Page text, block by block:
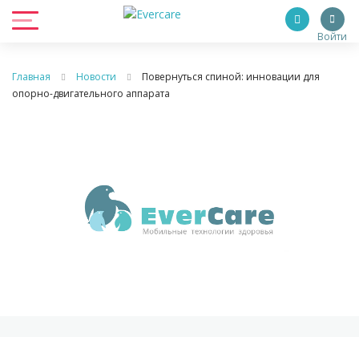
Войти
Главная Новости
Повернуться спиной: инновации для
опорно-двигательного аппарата